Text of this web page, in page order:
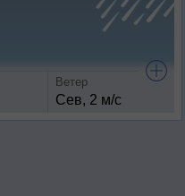
Ветер
Сев, 2 м/с